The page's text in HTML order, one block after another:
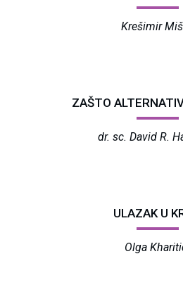
Krešimir
ZAŠTO
dr. sc. David R.
ULAZAK U
Olga